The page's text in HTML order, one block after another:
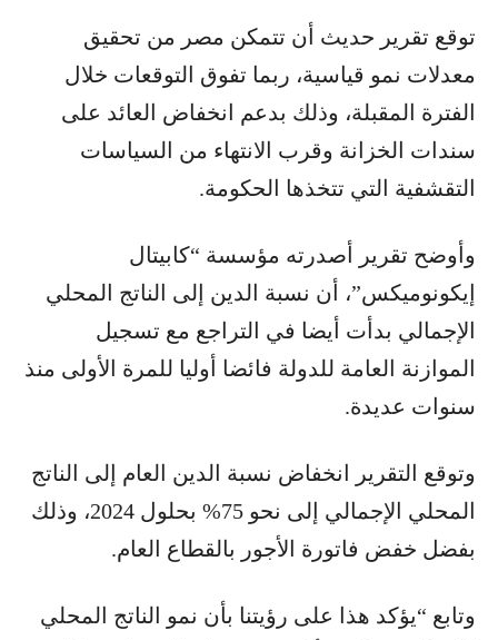
توقع تقرير حديث أن تتمكن مصر من تحقيق
معدلات نمو قياسية، ربما تفوق التوقعات خلال
الفترة المقبلة، وذلك بدعم انخفاض العائد على
سندات الخزانة وقرب الانتهاء من السياسات
التقشفية التي تتخذها الحكومة.
وأوضح تقرير أصدرته مؤسسة “كابيتال
إيكونوميكس”، أن نسبة الدين إلى الناتج المحلي
الإجمالي بدأت أيضا في التراجع مع تسجيل
الموازنة العامة للدولة فائضا أوليا للمرة الأولى منذ
سنوات عديدة.
وتوقع التقرير انخفاض نسبة الدين العام إلى الناتج
المحلي الإجمالي إلى نحو 75% بحلول 2024، وذلك
بفضل خفض فاتورة الأجور بالقطاع العام.
وتابع “يؤكد هذا على رؤيتنا بأن نمو الناتج المحلي